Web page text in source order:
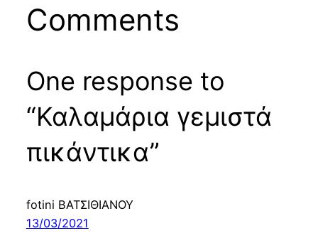
Comments
One response to
“Καλαμάρια γεμιστά
πικάντικα”
fotini ΒΑΤΣΙΘΙΑΝΟΥ
13/03/2021